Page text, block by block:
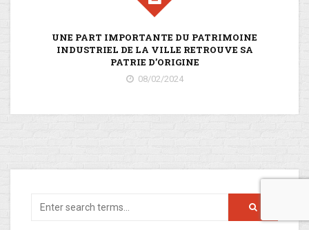
UNE PART IMPORTANTE DU PATRIMOINE
INDUSTRIEL DE LA VILLE RETROUVE SA
PATRIE D’ORIGINE
08/02/2024